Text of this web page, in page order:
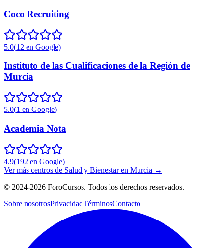
Coco Recruiting
5.0(12 en Google)
Instituto de las Cualificaciones de la Región de
Murcia
5.0(1 en Google)
Academia Nota
4.9(192 en Google)
Ver más centros de Salud y Bienestaren Murcia →
© 2024-2026 ForoCursos. Todos los derechos reservados.
Sobre nosotrosPrivacidadTérminosContacto